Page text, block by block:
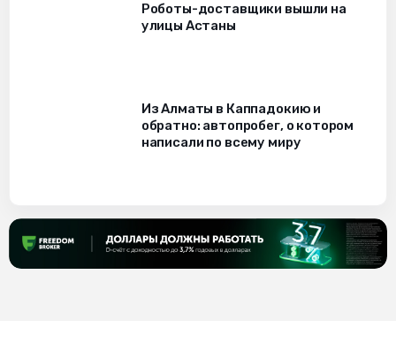
Роботы-доставщики вышли на
улицы Астаны
Из Алматы в Каппадокию и
обратно: автопробег, о котором
написали по всему миру